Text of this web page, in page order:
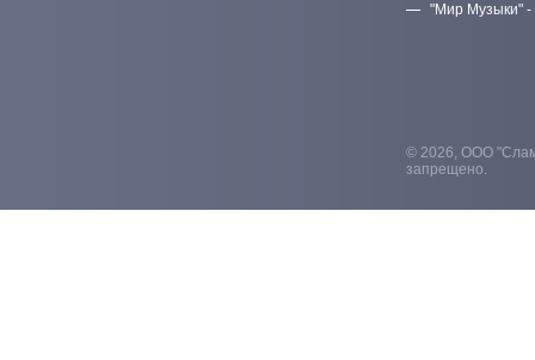
"Мир Музыки" -
© 2026, ООО
запрещено.